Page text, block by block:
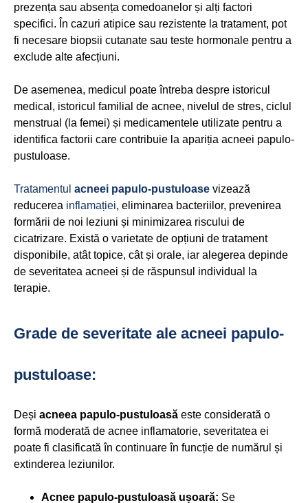
prezența sau absența comedoanelor și alți factori
specifici. În cazuri atipice sau rezistente la tratament, pot
fi necesare biopsii cutanate sau teste hormonale pentru a
exclude alte afecțiuni.
De asemenea, medicul poate întreba despre istoricul
medical, istoricul familial de acnee, nivelul de stres, ciclul
menstrual (la femei) și medicamentele utilizate pentru a
identifica factorii care contribuie la apariția acneei papulo-
pustuloase.
Tratamentul acneei papulo-pustuloase vizează
reducerea inflamației, eliminarea bacteriilor, prevenirea
formării de noi leziuni și minimizarea riscului de
cicatrizare. Există o varietate de opțiuni de tratament
disponibile, atât topice, cât și orale, iar alegerea depinde
de severitatea acneei și de răspunsul individual la
terapie.
Grade de severitate ale acneei papulo-
pustuloase:
Deși acneea papulo-pustuloasă este considerată o
formă moderată de acnee inflamatorie, severitatea ei
poate fi clasificată în continuare în funcție de numărul și
extinderea leziunilor.
Acnee papulo-pustuloasă ușoară: Se